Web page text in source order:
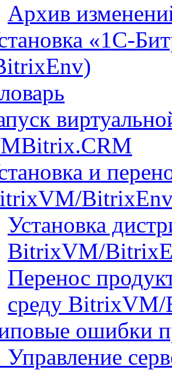
Архив
«1С-
и
Установка
BitrixVM/
Перенос
среду
ошибки
Управление